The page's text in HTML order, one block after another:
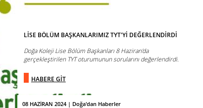
08 HAZİRAN 2024 | Doğa'dan Haberler
LİSE BÖLÜM BAŞKANLARIMIZ TYT'Yİ DEĞERLENDİRDİ
Doğa Koleji Lise Bölüm Başkanları 8 Haziran'da
gerçekleştirilen TYT oturumunun sorularını değerlendirdi.
HABERE GİT